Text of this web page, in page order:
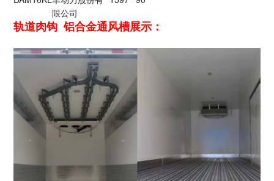
限公司
轨道肉钩 铝合金通风槽展示：